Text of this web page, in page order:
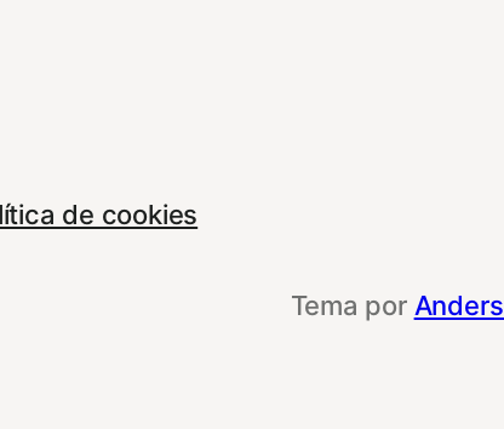
de cookies
Tema por